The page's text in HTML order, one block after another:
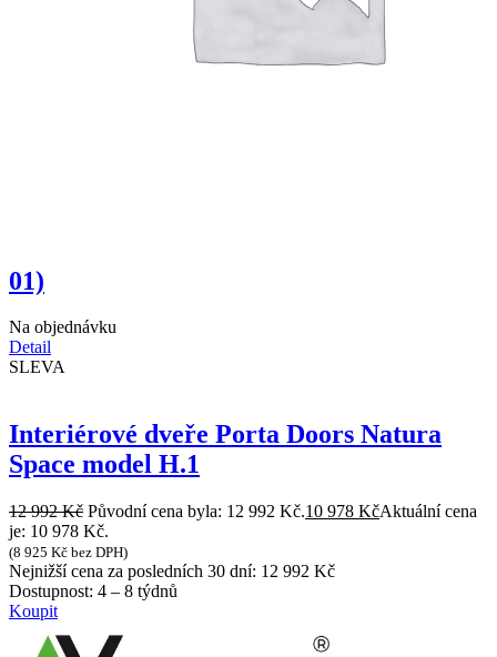
01)
Na objednávku
Detail
SLEVA
Interiérové dveře Porta Doors Natura
Space model H.1
12 992Kč Původní cena byla: 12 992 Kč.10 978 KčAktuální cena
je: 10 978 Kč.
(8 925 Kč bez DPH)
Nejnižší cena za posledních 30 dní: 12 992 Kč
Dostupnost: 4 – 8 týdnů
Koupit